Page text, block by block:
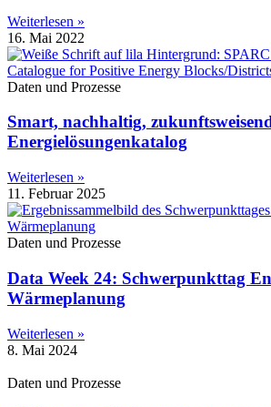
Weiterlesen »
16. Mai 2022
Daten und Prozesse
Smart, nachhaltig,
Energielösungenkatalog
Weiterlesen »
11. Februar 2025
Daten und Prozesse
Data Week 24: Schwerpunkttag
Wärmeplanung
Weiterlesen »
8. Mai 2024
Daten und Prozesse